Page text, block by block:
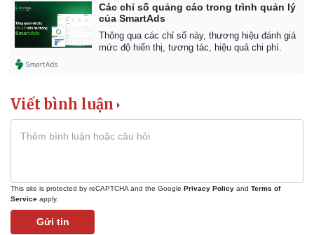
Các chỉ số quảng cáo trong trình quản lý
của SmartAds
Thông qua các chỉ số này, thương hiệu đánh giá
mức độ hiển thị, tương tác, hiệu quả chi phí.
Viết bình luận
This site is protected by reCAPTCHA and the Google Privacy Policy and Terms of
Service apply.
Gửi tin